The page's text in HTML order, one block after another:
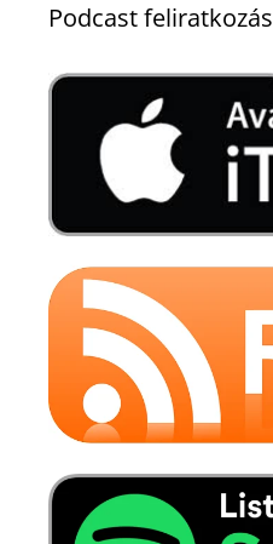
Podcast feliratkozás